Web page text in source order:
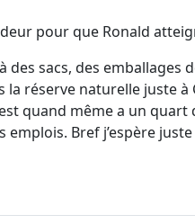
pour que Ronald
des sacs, des
réserve naturelle juste
quand même a un
Bref j’espère